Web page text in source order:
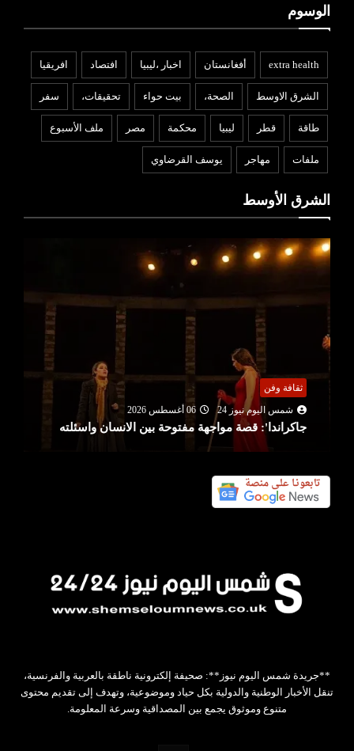
الوسوم
extra health أفغانستان اخبار ،ليبيا افتصاد افريقيا
الشرق الاوسط الصحة، بيت حواء تحقيقات، سفر
طاقة قطر ليبيا محكمة مصر ملف الأسبوع
ملفات مهاجر يوسف القرضاوي
الشرق الأوسط
ثقافة وفن
شمس اليوم نيوز 24
06 أغسطس 2026
جاكراندا': قصة مواجهة مفتوحة بين الانسان واسئلته
**جريدة شمس اليوم نيوز**: صحيفة إلكترونية ناطقة بالعربية والفرنسية،
تنقل الأخبار الوطنية والدولية بكل حياد وموضوعية، وتهدف إلى تقديم محتوى
متنوع وموثوق يجمع بين المصداقية وسرعة المعلومة.